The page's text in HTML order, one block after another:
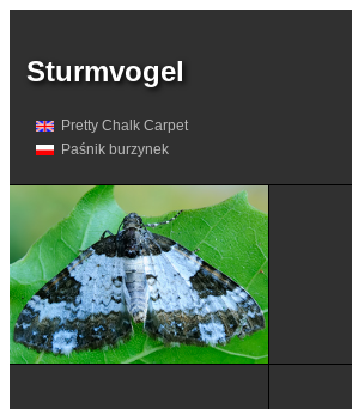
Sturmvogel
Pretty Chalk Carpet
Paśnik burzynek